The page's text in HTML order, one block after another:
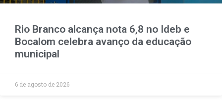
Rio Branco alcança nota 6,8 no Ideb e
Bocalom celebra avanço da educação
municipal
6 de agosto de 2026